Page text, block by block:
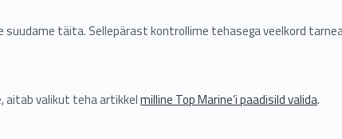
suudame täita. Sellepärast kontrollime tehasega veelkord
aitab valikut teha artikkelmilline Top Marine’i paadisild valida.